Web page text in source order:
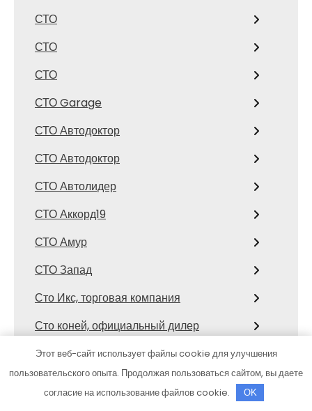
СТО
СТО
СТО
СТО Garage
СТО Автодоктор
СТО Автодоктор
СТО Автолидер
СТО Аккорд19
СТО Амур
СТО Запад
Сто Икс, торговая компания
Сто коней, официальный дилер
СТО Космос
Сулак, гостиничный комплекс
Этот веб-сайт использует файлы cookie для улучшения
пользовательского опыта. Продолжая пользоваться сайтом, вы даете
согласие на использование файлов cookie.
OK